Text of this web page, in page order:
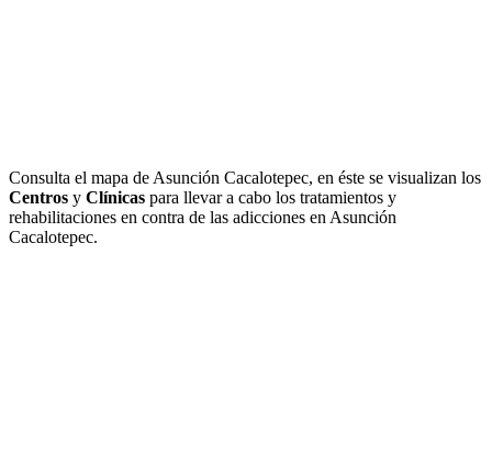
Consulta el mapa de Asunción Cacalotepec, en éste se visualizan los
Centros y Clínicas para llevar a cabo los tratamientos y
rehabilitaciones en contra de las adicciones en Asunción
Cacalotepec.